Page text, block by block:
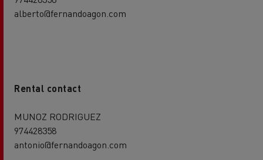
alberto@fernandoagon.com
Rental contact
MUNOZ RODRIGUEZ
974428358
antonio@fernandoagon.com